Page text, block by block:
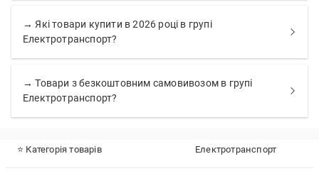
→ Які товари купити в 2026 році в групі
Електротранспорт?
→ Товари з безкоштовним самовивозом в групі
Електротранспорт?
⭐ Категорія товарів Електротранспорт